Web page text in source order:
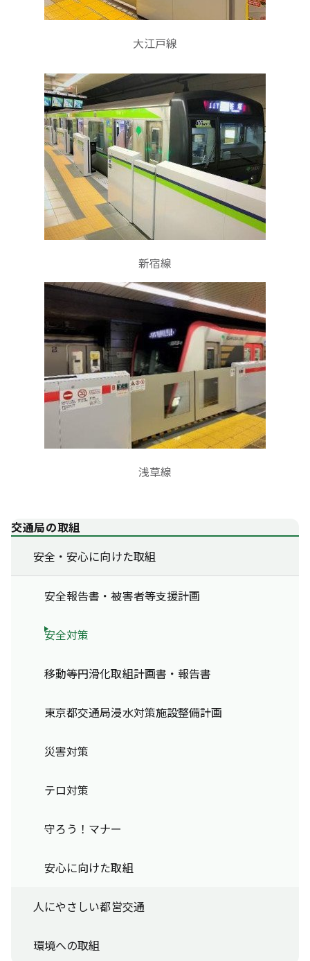
大江戸線
新宿線
浅草線
交通局の取組
安全・安心に向けた取組
安全報告書・被害者等支援計画
安全対策
移動等円滑化取組計画書・報告書
東京都交通局浸水対策施設整備計画
災害対策
テロ対策
守ろう！マナー
安心に向けた取組
人にやさしい都営交通
環境への取組